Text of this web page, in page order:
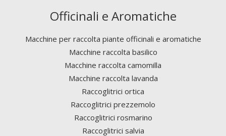
Officinali e Aromatiche
Macchine per raccolta piante officinali e aromatiche
Macchine raccolta basilico
Macchine raccolta camomilla
Macchine raccolta lavanda
Raccoglitrici ortica
Raccoglitrici prezzemolo
Raccoglitrici rosmarino
Raccoglitrici salvia